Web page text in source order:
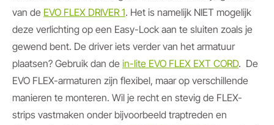
van de EVO FLEX DRIVER 1. Het is namelijk NIET mogelijk
deze verlichting op een Easy-Lock aan te sluiten zoals je
gewend bent. De driver iets verder van het armatuur
plaatsen? Gebruik dan de in-lite EVO FLEX EXT CORD. De
EVO FLEX-armaturen zijn flexibel, maar op verschillende
manieren te monteren. Wil je recht en stevig de FLEX-
strips vastmaken onder bijvoorbeeld traptreden en